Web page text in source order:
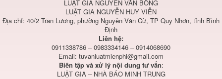
LUẬT GIA NGUYỄN VĂN BỔNG
LUẬT GIA NGUYỄN HUY VIỄN
Địa chỉ: 40/2 Trần Lương, phường Nguyễn Văn Cừ, TP Quy Nhơn, tỉnh Bình
Định
Liên hệ:
0911338786 – 0983334146 – 0914068690
Email: tuvanluatmienphi@gmail.com
Biên tập và xử lý nội dung tư vấn:
LUẬT GIA – NHÀ BÁO MINH TRUNG